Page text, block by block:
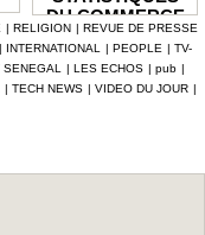
DU COMMERCE
EXTERIEUR : Le
déficit
commercial se
creuse à -13,3
milliard le mois
| RELIGION | REVUE DE PRESSE
| INTERNATIONAL | PEOPLE | TV-
| LES ECHOS | pub |
| TECH NEWS | VIDEO DU JOUR |